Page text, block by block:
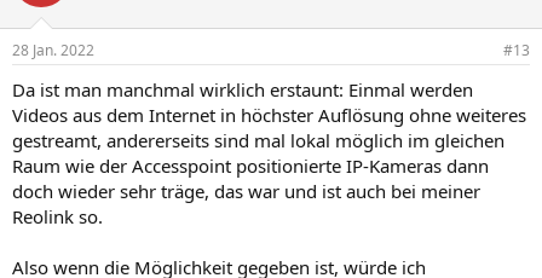
28 Jan. 2022 #13
Da ist man manchmal wirklich erstaunt: Einmal werden
Videos aus dem Internet in höchster Auflösung ohne weiteres
gestreamt, andererseits sind mal lokal möglich im gleichen
Raum wie der Accesspoint positionierte IP-Kameras dann
doch wieder sehr träge, das war und ist auch bei meiner
Reolink so.
Also wenn die Möglichkeit gegeben ist, würde ich